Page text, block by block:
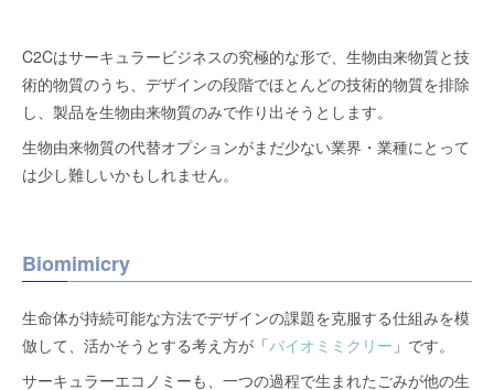
C2Cはサーキュラービジネスの究極的な形で、生物由来物質と技
術的物質のうち、デザインの段階でほとんどの技術的物質を排除
し、製品を生物由来物質のみで作り出そうとします。
生物由来物質の代替オプションがまだ少ない業界・業種にとって
は少し難しいかもしれません。
Biomimicry
生命体が持続可能な方法でデザインの課題を克服する仕組みを模
倣して、活かそうとする考え方が「バイオミミクリー 」です。
サーキュラーエコノミーも、一つの過程で生まれたごみが他の生